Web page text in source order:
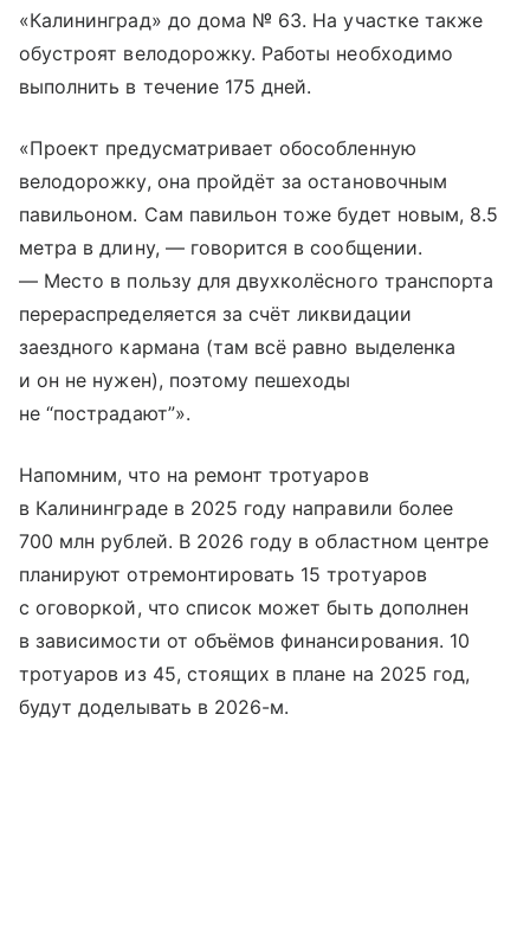
«Калининград» до дома № 63. На участке также
обустроят велодорожку. Работы необходимо
выполнить в течение 175 дней.
«Проект предусматривает обособленную
велодорожку, она пройдёт за остановочным
павильоном. Сам павильон тоже будет новым, 8.5
метра в длину, — говорится в сообщении.
— Место в пользу для двухколёсного транспорта
перераспределяется за счёт ликвидации
заездного кармана (там всё равно выделенка
и он не нужен), поэтому пешеходы
не “пострадают”».
Напомним, что на ремонт тротуаров
в Калининграде в 2025 году направили более
700 млн рублей. В 2026 году в областном центре
планируют отремонтировать 15 тротуаров
с оговоркой, что список может быть дополнен
в зависимости от объёмов финансирования. 10
тротуаров из 45, стоящих в плане на 2025 год,
будут доделывать в 2026-м.